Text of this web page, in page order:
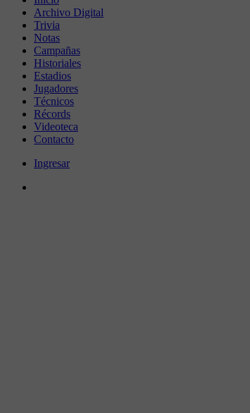
Archivo Digital
Trivia
Notas
Campañas
Historiales
Estadios
Jugadores
Técnicos
Récords
Videoteca
Contacto
Ingresar